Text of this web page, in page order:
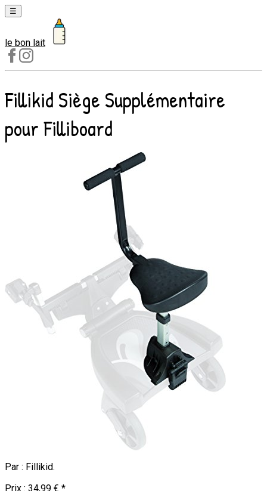
☰
Laits
1er
âge
Laits
2e
âge
le bon lait
Fillikid Siège Supplémentaire
pour Filliboard
Par : Fillikid.
Prix : 34,99 € *